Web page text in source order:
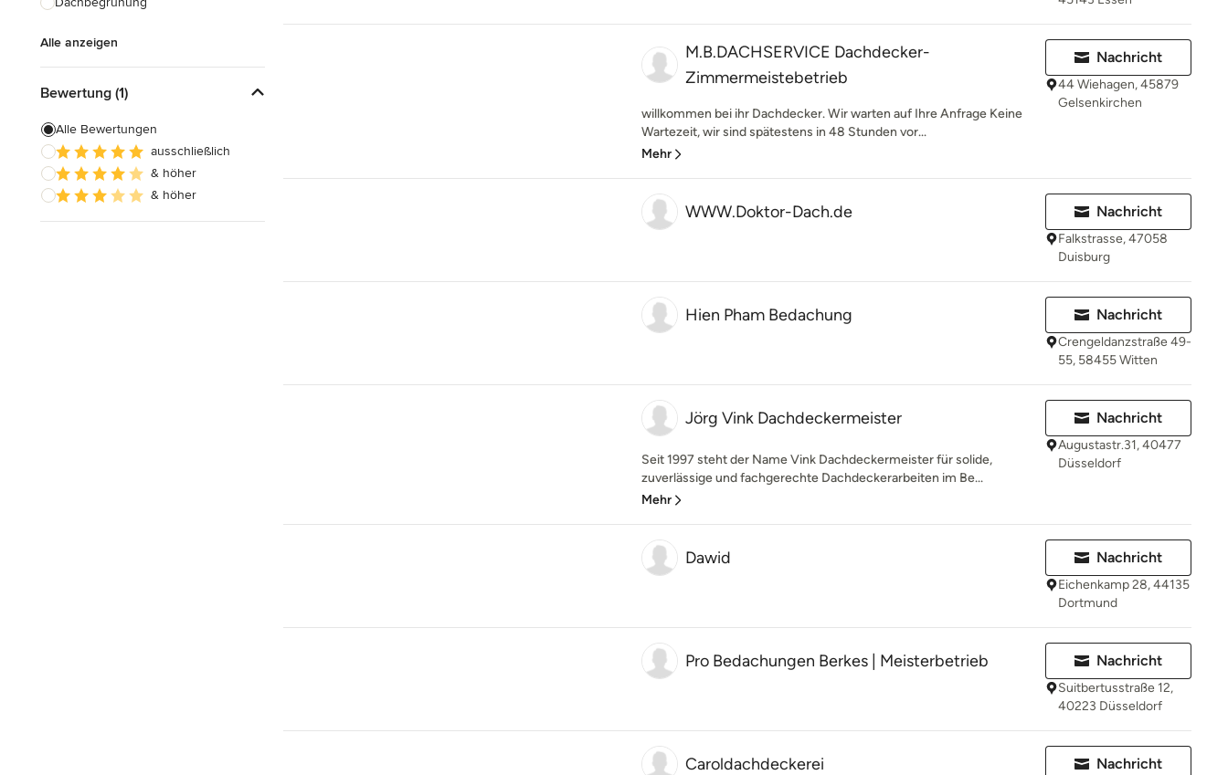
Alle anzeigen
Bewertung (1)
Alle Bewertungen
ausschließlich
& höher
& höher
M.B.DACHSERVICE Dachdecker-
Zimmermeistebetrieb
willkommen bei ihr Dachdecker. Wir warten auf Ihre Anfrage Keine
Wartezeit, wir sind spätestens in 48 Stunden vor...
Mehr
Nachricht
44 Wiehagen, 45879
Gelsenkirchen
WWW.Doktor-Dach.de Nachricht
Falkstrasse, 47058
Duisburg
Hien Pham Bedachung Nachricht
Crengeldanzstraße 49-
55, 58455 Witten
Jörg Vink Dachdeckermeister
Seit 1997 steht der Name Vink Dachdeckermeister für solide,
zuverlässige und fachgerechte Dachdeckerarbeiten im Be...
Mehr
Nachricht
Augustastr.31, 40477
Düsseldorf
Dawid Nachricht
Eichenkamp 28, 44135
Dortmund
Pro Bedachungen Berkes | Meisterbetrieb Nachricht
Suitbertusstraße 12,
40223 Düsseldorf
Caroldachdeckerei Nachricht